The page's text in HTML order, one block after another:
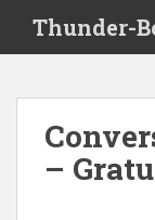
i
Thunder-
–